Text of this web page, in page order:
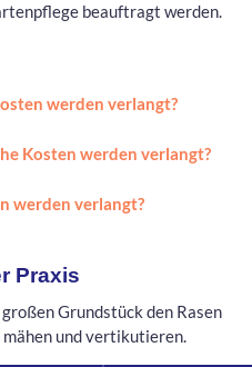
beauftragt werden.
werden verlangt?
Kosten werden verlangt?
werden verlangt?
Praxis
Grundstück den Rasen
und vertikutieren.